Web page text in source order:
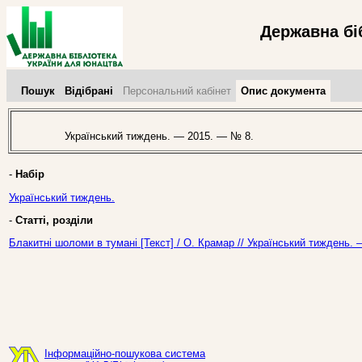
Державна
Пошук Відібрані Персональний кабінет Опис документа
Український тиждень. — 2015. — № 8.
- Набір
Український тиждень.
- Статті, розділи
Блакитні шоломи в тумані [Текст] / О. Крамар // Український
Інформаційно-пошукова система